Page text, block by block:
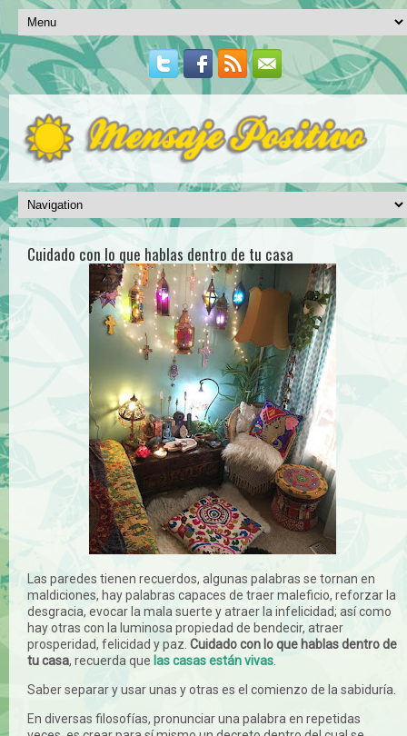
Cuidado con lo que hablas dentro de tu casa
Las paredes tienen recuerdos, algunas palabras se tornan en
maldiciones, hay palabras capaces de traer maleficio, reforzar la
desgracia, evocar la mala suerte y atraer la infelicidad; así como
hay otras con la luminosa propiedad de bendecir, atraer
prosperidad, felicidad y paz. Cuidado con lo que hablas dentro de
tu casa, recuerda que las casas están vivas
Saber separar y usar unas y otras es el comienzo de la sabiduría.
En diversas filosofías, pronunciar una palabra en repetidas